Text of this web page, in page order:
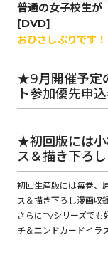
普通の女子校生が
[DVD]
おひさしぶりです
★9月開催予定
ト参加優先申
★初回版には小
ス＆描き下ろ
初回生産版には毎巻、
ス＆描き下ろし漫画収
さらにTVシリーズでも
チ＆エンドカードイラ